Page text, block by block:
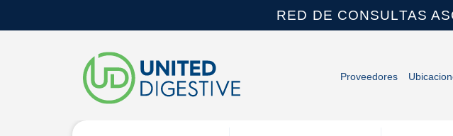
RED DE CONSULTAS
Proveedores